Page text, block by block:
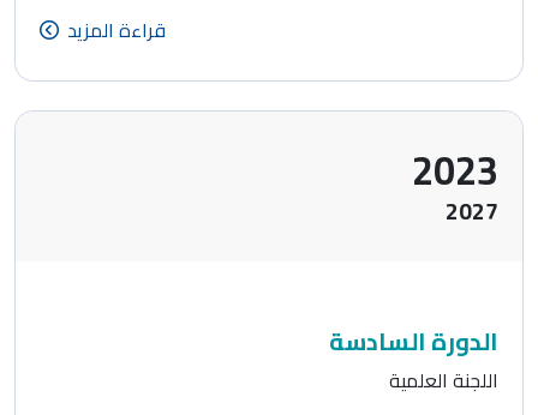
قراءة المزيد
2023
2027
الدورة السادسة
اللجنة العلمية